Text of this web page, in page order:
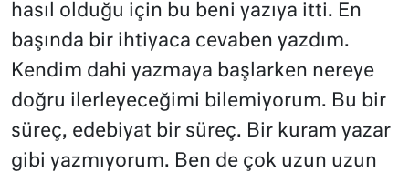
hasıl olduğu için bu beni yazıya itti. En
başında bir ihtiyaca cevaben yazdım.
Kendim dahi yazmaya başlarken nereye
doğru ilerleyeceğimi bilemiyorum. Bu bir
süreç, edebiyat bir süreç. Bir kuram yazar
gibi yazmıyorum. Ben de çok uzun uzun